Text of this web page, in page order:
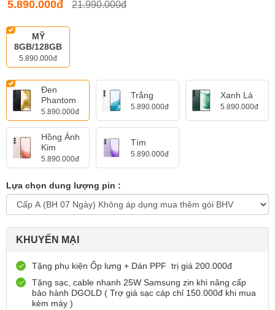
5.890.000đ 21.990.000đ
MỸ
8GB/128GB
5.890.000đ
Đen
Phantom
5.890.000đ
Trắng
5.890.000đ
Xanh Lá
5.890.000đ
Hồng Ánh
Kim
5.890.000đ
Tím
5.890.000đ
Lựa chọn dung lượng pin :
KHUYẾN MẠI
Tặng phụ kiện Ốp lưng + Dán PPF trị giá 200.000đ
Tặng sạc, cable nhanh 25W Samsung zin khi nâng cấp
bảo hành DGOLD ( Trợ giá sạc cáp chỉ 150.000đ khi mua
kèm máy )